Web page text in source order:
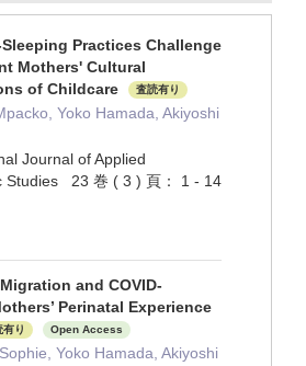
Practices Challenge
Mothers' Cultural
of Childcare
査読有り
Yoko Hamada, Akiyoshi
Journal of Applied
Studies 23 巻 ( 3 ) 頁： 1 - 14
and COVID-
Perinatal Experience
有り Open Access
Yoko Hamada, Akiyoshi